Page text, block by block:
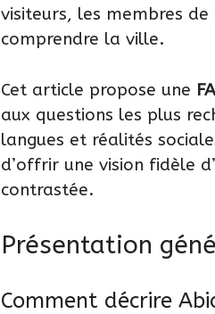
visiteurs, les membres
comprendre la ville.
Cet article propose une
aux questions les plus
langues et réalités
d’offrir une vision fidèle
contrastée.
Présentation
Comment décrire